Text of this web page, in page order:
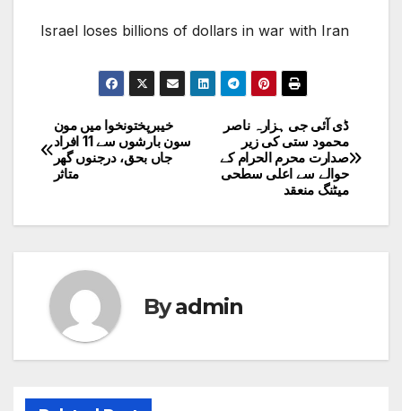
Israel loses billions of dollars in war with Iran
Post
navigation
ڈی آئی جی ہزارہ ناصر
محمود ستی کی زیر
صدارت محرم الحرام کے
حوالے سے اعلی سطحی
میٹنگ منعقد
خیبرپختونخوا میں مون
سون بارشوں سے 11 افراد
جاں بحق، درجنوں گھر
متاثر
Byadmin